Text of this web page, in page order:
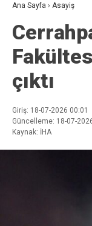
Ana Sayfa › Asayiş
çıktı
Giriş: 18-07-2026 00:01
Güncelleme: 18-07-
Kaynak: İHA